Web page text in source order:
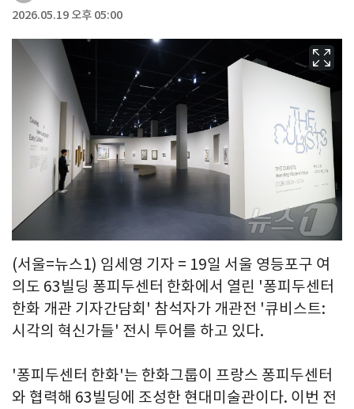
2026.05.19 오후 05:00
(서울=뉴스1) 임세영 기자 = 19일 서울 영등포구 여
의도 63빌딩 퐁피두센터 한화에서 열린 '퐁피두센터
한화 개관 기자간담회' 참석자가 개관전 '큐비스트:
시각의 혁신가들' 전시 투어를 하고 있다.
'퐁피두센터 한화'는 한화그룹이 프랑스 퐁피두센터
와 협력해 63빌딩에 조성한 현대미술관이다. 이번 전